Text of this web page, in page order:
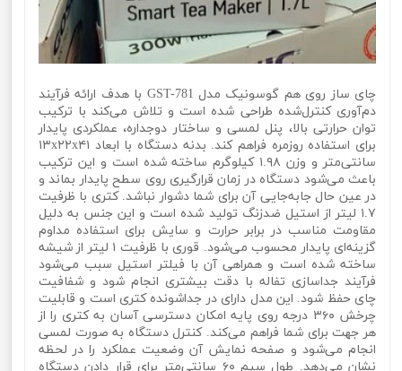
چای ساز روی هم گوسونیک مدل GST-781 با هدف ارائه فرآیند
دم‌آوری کنترل‌شده طراحی شده است و تلاش می‌کند با ترکیب
توان حرارتی بالا، پنل لمسی و ساختار دوجداره، عملکردی پایدار
برای استفاده روزمره فراهم کند. بدنه دستگاه با ابعاد ۱۳x۲۲x۴۱
سانتی‌متر و وزن ۱.۹۸ کیلوگرم ساخته شده است و این ترکیب
باعث می‌شود دستگاه در زمان قرارگیری روی سطح پایدار بماند و
در عین حال جابه‌جایی آن برای شما دشوار نباشد. کتری با ظرفیت
۱.۷ لیتر از استیل ضدزنگ تولید شده است و این جنس به دلیل
مقاومت مناسب در برابر حرارت و سایش برای استفاده مداوم
گزینه‌ای پایدار محسوب می‌شود. قوری با ظرفیت ۱ لیتر از شیشه
ساخته شده است و همراهی آن با فیلتر استیل سبب می‌شود
فرآیند جداسازی تفاله با دقت بیشتری انجام شود و شفافیت
چای حفظ شود. این مدل دارای در جداشونده کتری است و قابلیت
چرخش ۳۶۰ درجه روی پایه امکان دسترسی آسان به کتری را از
هر جهت برای شما فراهم می‌کند. کنترل دستگاه به صورت لمسی
انجام می‌شود و صفحه نمایش آن وضعیت عملکرد را در لحظه
نشان می‌دهد. طول سیم ۶۰ سانتی‌متر برای قرار دادن دستگاه